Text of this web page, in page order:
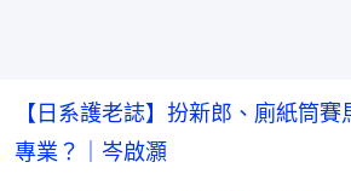
【日系護老誌】扮新郎、廁紙筒
專業？｜岑啟灝